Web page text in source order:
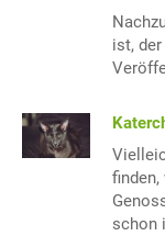
ist,
finden,
schon